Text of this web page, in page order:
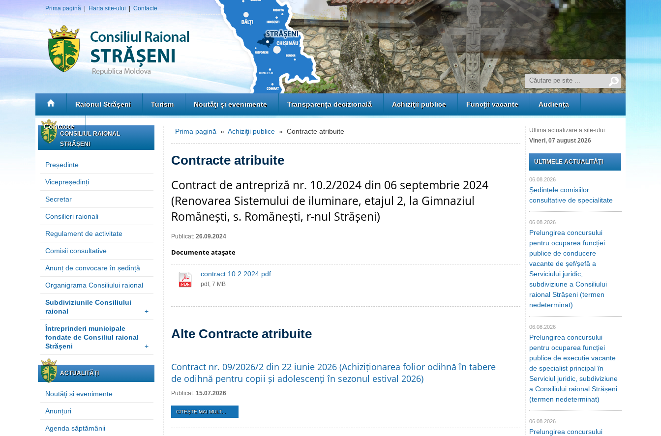
Prima pagină Harta site-ului Contacte
Raionul Strășeni Turism Noutăţi și evenimente Transparența decizională Achiziţii publice Funcții vacante Audiența
Contacte
CONSILIUL RAIONAL
STRĂȘENI
Președinte
Vicepreședinți
Secretar
Consilieri raionali
Regulament de activitate
Comisii consultative
Anunț de convocare în ședință
Organigrama Consiliului raional
Subdiviziunile Consiliului
raional
+
Întreprinderi municipale
fondate de Consiliul raional
Strășeni
+
ACTUALITĂȚI
Noutăţi și evenimente
Anunțuri
Agenda săptămânii
Prima pagină » Achiziţii publice » Contracte atribuite
Contracte atribuite
Contract de antrepriză nr. 10.2/2024 din 06 septembrie 2024
(Renovarea Sistemului de iluminare, etajul 2, la Gimnaziul
Romănești, s. Romănești, r-nul Strășeni)
Publicat: 26.09.2024
Documente ataşate
contract 10.2.2024.pdf
pdf, 7 MB
Alte Contracte atribuite
Contract nr. 09/2026/2 din 22 iunie 2026 (Achiziționarea folior odihnă în tabere
de odihnă pentru copii și adolescenți în sezonul estival 2026)
Publicat: 15.07.2026
CITEŞTE MAI MULT...
Ultima actualizare a site-ului:
Vineri, 07 august 2026
ULTIMELE ACTUALITĂŢI
06.08.2026
Ședințele comisiilor
consultative de specialitate
06.08.2026
Prelungirea concursului
pentru ocuparea funcției
publice de conducere
vacante de șef/șefă a
Serviciului juridic,
subdiviziune a Consiliului
raional Strășeni (termen
nedeterminat)
06.08.2026
Prelungirea concursului
pentru ocuparea funcției
publice de execuție vacante
de specialist principal în
Serviciul juridic, subdiviziune
a Consiliului raional Strășeni
(termen nedeterminat)
06.08.2026
Prelungirea concursului